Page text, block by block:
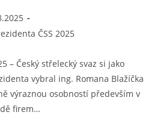
ČSS 2025
– Český střelecký svaz si jako
vybral ing. Romana Blažíčka
výraznou osobností především v
firem…